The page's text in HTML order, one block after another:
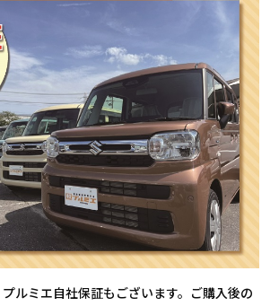
ルミエ自社保証もございます。ご購入後の